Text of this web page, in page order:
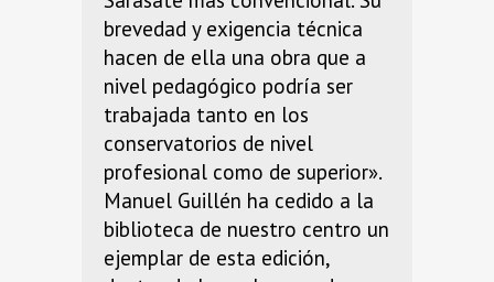
brevedad y exigencia técnica
hacen de ella una obra que a
nivel pedagógico podría ser
trabajada tanto en los
conservatorios de nivel
profesional como de superior».
Manuel Guillén ha cedido a la
biblioteca de nuestro centro un
ejemplar de esta edición,